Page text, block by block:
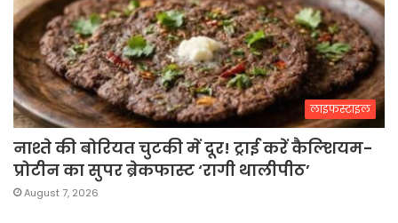
लाइफस्टाइल
नाश्ते की बोरियत चुटकी में दूर! ट्राई करें कैल्शियम-
प्रोटीन का सुपर ब्रेकफास्ट ‘रागी थालीपीठ’
August 7, 2026